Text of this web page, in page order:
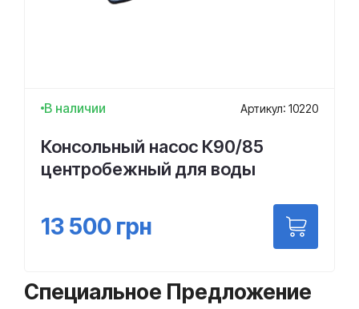
В наличии Артикул: 10220
Консольный насос К90/85
центробежный для воды
13 500 грн
Специальное Предложение